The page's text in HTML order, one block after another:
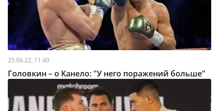
25.06.22, 11:40
Головкин – о Канело: "У него поражений больше"